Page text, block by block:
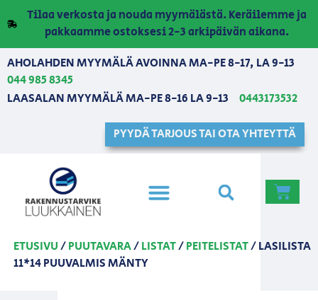
Tilaa verkosta ja nouda myymälästä. Keräilemme ja
pakkaamme ostoksesi 2-3 arkipäivän aikana.
AHOLAHDEN MYYMÄLÄ AVOINNA MA-PE 8-17, LA 9-13
044 985 8345
LAASALAN MYYMÄLÄ MA-PE 8-16 LA 9-13
0443173532
PYYDÄ TARJOUS TAI OTA YHTEYTTÄ
ETUSIVU/PUUTAVARA/LISTAT/PEITELISTAT/ LASILISTA
11*14 PUUVALMIS MÄNTY